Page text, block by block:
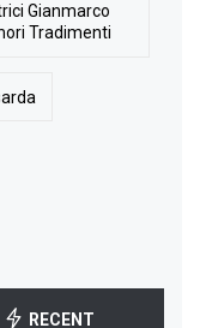
Gianmarco
Tradimenti
RECENT